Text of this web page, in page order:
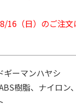
16（日）のご注
ギーマンハヤシ
樹脂、ナイロ